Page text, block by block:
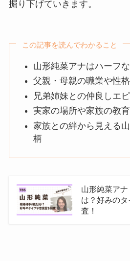
掘り下げていきます。
この記事を読んでわかること
山形純菜アナはハーフ
父親・母親の職業や性格
兄弟姉妹との仲良しエ
実家の場所や家族の教
家族との絆から見える
柄
山形純菜ア
は？好みの
査！